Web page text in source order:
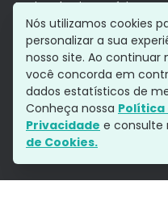
Aqui, tudo vira notícia e a
com a credibilidade do
Grupo Aratu
Política de
Siga-nos
Nós utilizamos cookies
personalizar a sua
nosso site. Ao continuar
você concorda em
dados estatísticos de
Conheça nossa Política
Privacidade e consulte
de Cookies.